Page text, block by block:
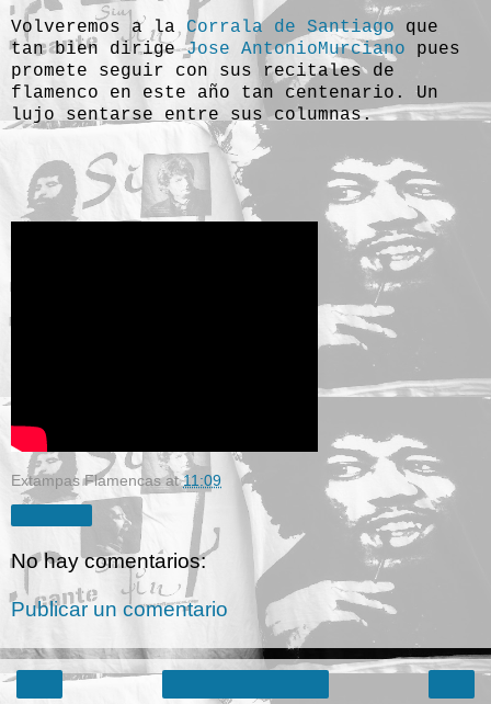
Volveremos a la Corrala de Santiago que
tan bien dirigeJose AntonioMurciano pues
promete seguir con sus recitales de
flamenco en este año tan centenario. Un
lujo sentarse entre sus columnas.
Extampas Flamencas at11:09
No hay comentarios:
Publicar un comentario